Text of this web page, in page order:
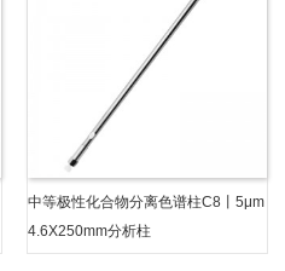
中等极性化合物分离色谱柱C8丨5μm
4.6X250mm分析柱